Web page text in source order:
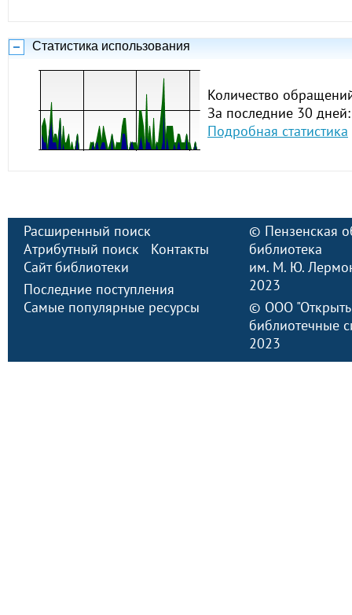
Статистика использования
Количество
За последние 30
Подробная статистика
Расширенный поиск
Атрибутный поиск
Контакты
Сайт библиотеки
Последние поступления
Самые популярные ресурсы
© Пензенская
библиотека
им. М. Ю.
2023
© ООО
библиотечные
2023